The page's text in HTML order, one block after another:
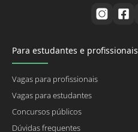
Para estudantes e profissionais
Vagas para profissionais
Vagas para estudantes
Concursos públicos
Dúvidas frequentes